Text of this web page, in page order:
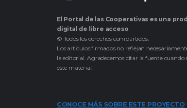
El Portal de las Cooperativas es una
digital de libre acceso
© Todos los derechos compartidos.
Los artículos firmados no reflejan
la editorial. Agradecemos citar la fuente cuando
este material.
CONOCE MÁS SOBRE ESTE PROYECTO